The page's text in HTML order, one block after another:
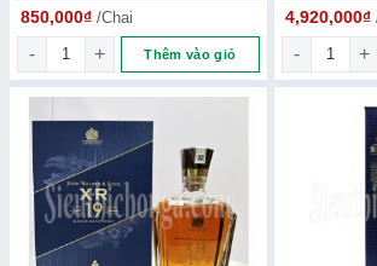
850,000₫ /Chai
Hennessy Cognac 700 ml số lượng
Thêm vào giỏ
4,920,000₫